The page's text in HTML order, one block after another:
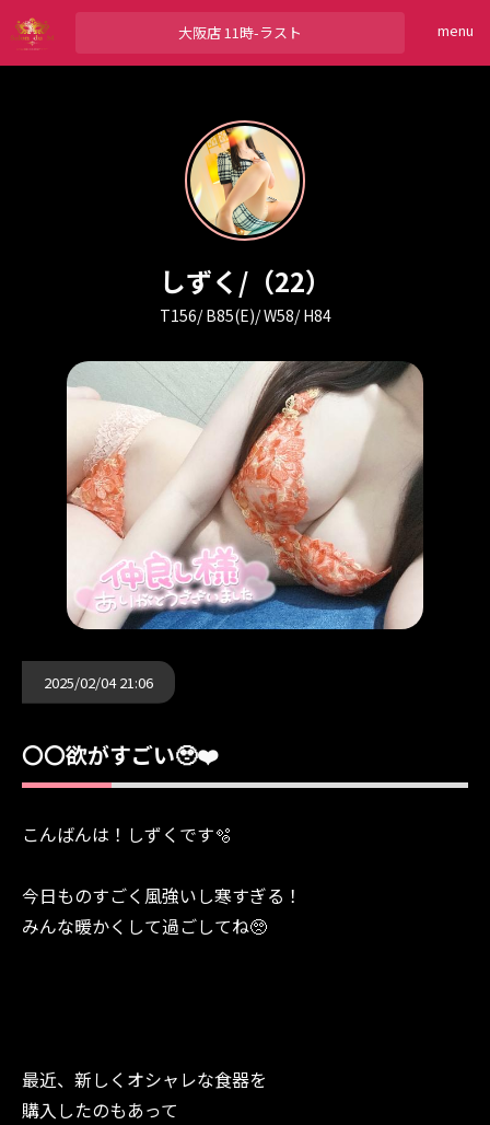
大阪店11時-ラスト menu
しずく /（22）
T156/ B85(E)/ W58/ H84
2025/02/04 21:06
〇〇欲がすごい🥹❤️
こんばんは！しずくです🫧
今日ものすごく風強いし寒すぎる！
みんな暖かくして過ごしてね🥺
最近、新しくオシャレな食器を
購入したのもあって